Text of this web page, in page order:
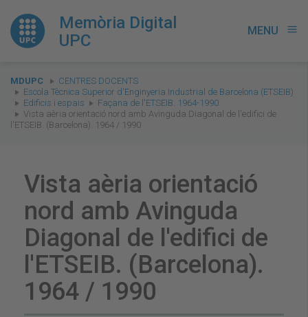
Memòria Digital
UPC
MENU menu
You
are
here:
MDUPC
CENTRES DOCENTS
Escola Tècnica Superior d'Enginyeria Industrial de Barcelona (ETSEIB)
Edificis i espais
Façana de l'ETSEIB. 1964-1990
Vista aèria orientació nord amb Avinguda Diagonal de l'edifici de
l'ETSEIB. (Barcelona). 1964 / 1990
Vista aèria orientació
nord amb Avinguda
Diagonal de l'edifici de
l'ETSEIB. (Barcelona).
1964 / 1990